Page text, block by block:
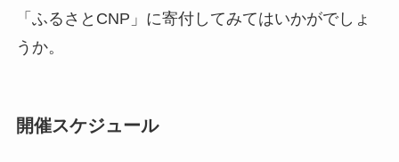
「ふるさとCNP」に寄付してみてはいかがでしょ
うか。
開催スケジュール